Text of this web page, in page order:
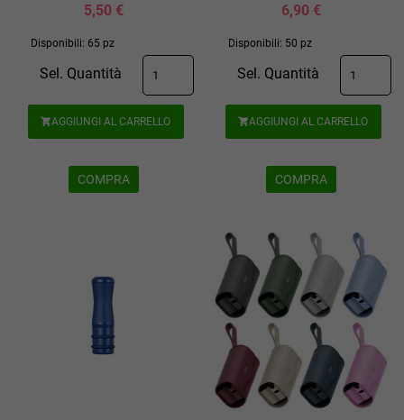
5,50 €
Disponibili: 65 pz
Sel. Quantità
AGGIUNGI AL CARRELLO
COMPRA
6,90 €
Disponibili: 50 pz
Sel. Quantità
AGGIUNGI AL CARRELLO
COMPRA